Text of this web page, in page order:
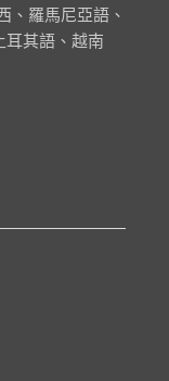
、羅馬尼亞語、
其語、越南